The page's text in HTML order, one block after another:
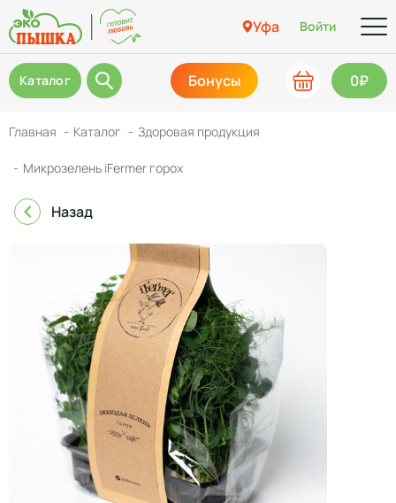
Уфа Войти
Каталог Бонусы 0₽
Главная Каталог Здоровая продукция
Микрозелень iFermer горох
Назад